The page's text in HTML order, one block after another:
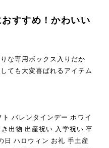
おすすめ！かわいい
な専用ボックス入りだか
ても大変喜ばれるアイテム
バレンタインデー ホワイ
出物 出産祝い 入学祝い 卒
日 ハロウィン お礼 手土産